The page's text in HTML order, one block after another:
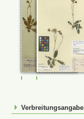
M-0232906